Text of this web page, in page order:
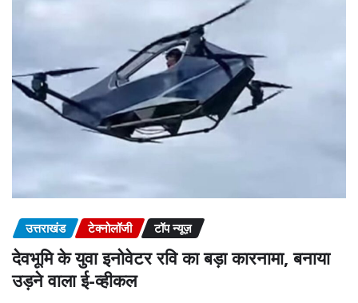
उत्तराखंड टेक्नोलॉजी टॉप न्यूज़
देवभूमि के युवा इनोवेटर रवि का बड़ा कारनामा, बनाया
उड़ने वाला ई-व्हीकल